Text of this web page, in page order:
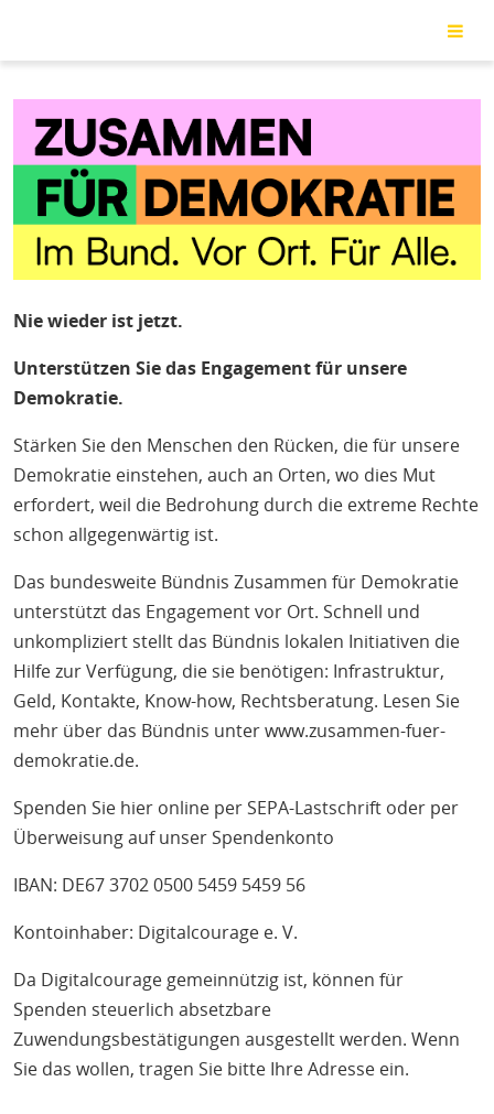
Inhalt
Nie wieder ist jetzt.
Unterstützen Sie das Engagement für unsere
Demokratie.
Stärken Sie den Menschen den Rücken, die für unsere
Demokratie einstehen, auch an Orten, wo dies Mut
erfordert, weil die Bedrohung durch die extreme Rechte
schon allgegenwärtig ist.
Das bundesweite Bündnis Zusammen für Demokratie
unterstützt das Engagement vor Ort. Schnell und
unkompliziert stellt das Bündnis lokalen Initiativen die
Hilfe zur Verfügung, die sie benötigen: Infrastruktur,
Geld, Kontakte, Know-how, Rechtsberatung. Lesen Sie
mehr über das Bündnis unterwww.zusammen-fuer-
demokratie.de.
Spenden Sie hier online per SEPA-Lastschrift oder per
Überweisung auf unser Spendenkonto
IBAN: DE67 3702 0500 5459 5459 56
Kontoinhaber: Digitalcourage e. V.
Da Digitalcourage gemeinnützig ist, können für
Spenden steuerlich absetzbare
Zuwendungsbestätigungen ausgestellt werden. Wenn
Sie das wollen, tragen Sie bitte Ihre Adresse ein.